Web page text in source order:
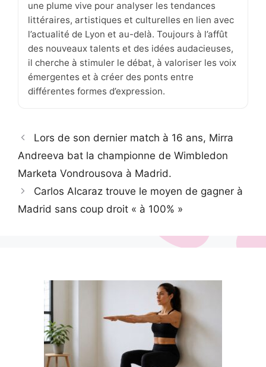
une plume vive pour analyser les tendances
littéraires, artistiques et culturelles en lien avec
l’actualité de Lyon et au-delà. Toujours à l’affût
des nouveaux talents et des idées audacieuses,
il cherche à stimuler le débat, à valoriser les voix
émergentes et à créer des ponts entre
différentes formes d’expression.
Lors de son dernier match à 16 ans, Mirra
Andreeva bat la championne de Wimbledon
Marketa Vondrousova à Madrid.
Carlos Alcaraz trouve le moyen de gagner à
Madrid sans coup droit « à 100% »